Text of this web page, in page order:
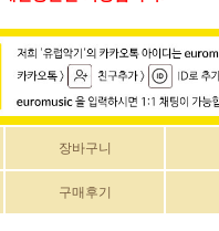
장바구니
구매후기